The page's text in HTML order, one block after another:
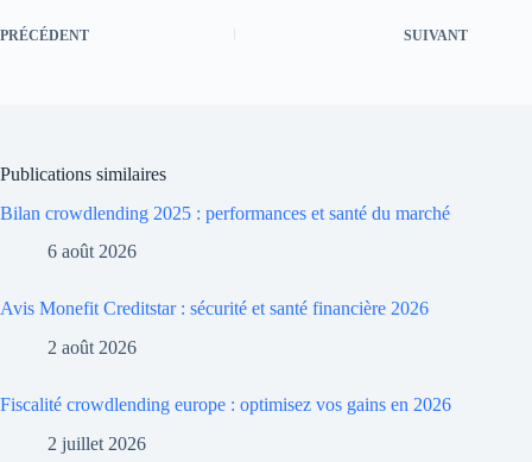
PRÉCÉDENT SUIVANT
Publications similaires
Bilan crowdlending 2025 : performances et santé du marché
6 août 2026
Avis Monefit Creditstar : sécurité et santé financière 2026
2 août 2026
Fiscalité crowdlending europe : optimisez vos gains en 2026
2 juillet 2026